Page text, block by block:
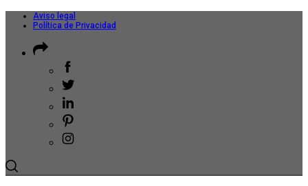
Aviso legal
Política de Privacidad